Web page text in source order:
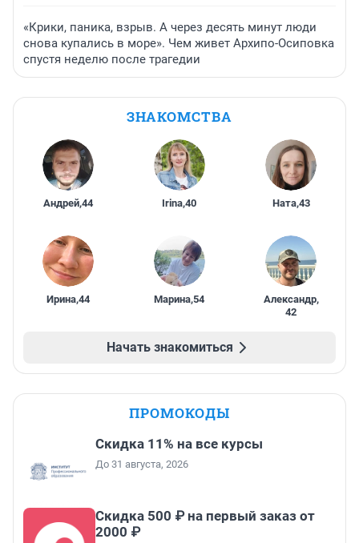
«Крики, паника, взрыв. А через десять минут люди
снова купались в море». Чем живет Архипо-Осиповка
спустя неделю после трагедии
ЗНАКОМСТВА
Андрей,44 Irina,40 Ната,43
Ирина,44 Марина,54 Александр,
42
Начать знакомиться
ПРОМОКОДЫ
Скидка 11% на все курсы
До 31 августа, 2026
Скидка 500 ₽ на первый заказ от
2000 ₽